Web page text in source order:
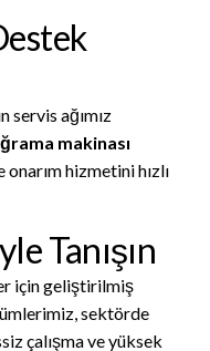
servis ağımız
makinası
hizmetini hızlı
Tanışın
için geliştirilmiş
sektörde
çalışma ve yüksek